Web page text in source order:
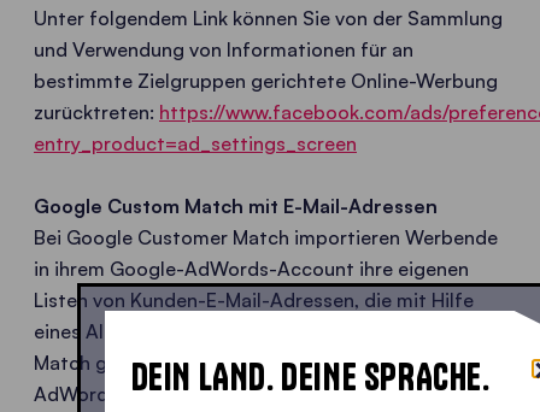
Unter folgendem Link können Sie von der Sammlung
und Verwendung von Informationen für an
bestimmte Zielgruppen gerichtete Online-Werbung
zurücktreten: https://www.facebook.com/ads/
entry_product=ad_settings_screen
Google Custom Match mit E-Mail-Adressen
Bei Google Customer Match importieren Werbende
in ihrem Google-AdWords-Account ihre eigenen
Listen von Kunden-E-Mail-Adressen, die mit Hilfe
eines Algorithmus verschlüsselt werden. Customer
Match gleicht die anonymisierten E-Mail-Listen in
AdWords mit der eigenen Datenbank der
DEIN LAND. DEINE SPRACHE.